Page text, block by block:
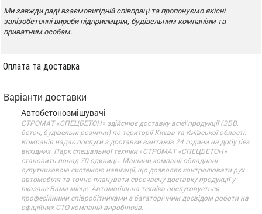
Ми завжди раді взаємовигідній співпраці та пропонуємо якісні
залізобетонні вироби підприємцям, будівельним компаніям та
приватним особам.
Оплата та доставка
Варіанти доставки
Автобетонозмішувачі
СТРОМАТ «СПЕЦБЕТОН» здійснює доставку всієї продукції (ЗБВ,
бетон, будівельні розчини) по території Києва та Київської області.
Компанія надає послуги з доставки вантажів 24 години на добу без
вихідних. Парк спеціальної техніки «СТРОМАТ «СПЕЦБЕТОН»
становить понад 70 одиниць. Машини компанії обладнані
супутниковою системою навігації, що дозволяє контролювати рух
автомобіля та точно планувати своєчасну доставку продукції у
вказане Вами місце. Автомобільна техніка обслуговується
професійними співробітниками з багаторічним досвідом роботи на
офіційних СТО компаній-виробників.